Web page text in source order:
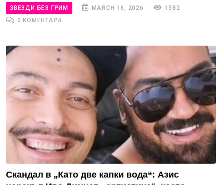
ЗВЕЗДИ БЕЗ ГРИМ MARCH 16, 2026
1582
0 КОМЕНТАРА
Скандал в „Като две капки вода“: Азис